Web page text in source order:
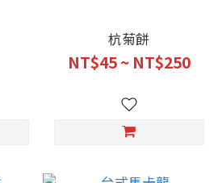
杭菊餅
NT$45 ~ NT$250